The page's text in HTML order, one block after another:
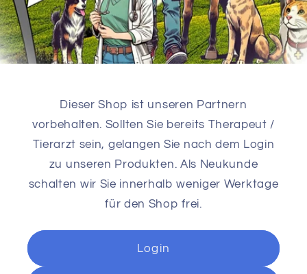
Dieser Shop ist unseren Partnern
vorbehalten. Sollten Sie bereits Therapeut /
Tierarzt sein, gelangen Sie nach dem Login
zu unseren Produkten. Als Neukunde
schalten wir Sie innerhalb weniger Werktage
für den Shop frei.
Login